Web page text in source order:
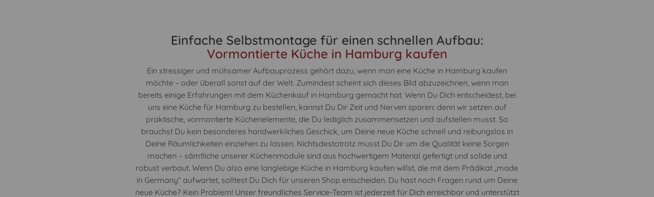
Einfache Selbstmontage für einen schnellen Aufbau:
Vormontierte Küche in Hamburg kaufen
Ein stressiger und mühsamer Aufbauprozess gehört dazu, wenn man eine Küche in Hamburg kaufen
möchte – oder überall sonst auf der Welt. Zumindest scheint sich dieses Bild abzuzeichnen, wenn man
bereits einige Erfahrungen mit dem Küchenkauf in Hamburg gemacht hat. Wenn Du Dich entscheidest, bei
uns eine Küche für Hamburg zu bestellen, kannst Du Dir Zeit und Nerven sparen: denn wir setzen auf
praktische, vormontierte Küchenelemente, die Du lediglich zusammensetzen und aufstellen musst. So
brauchst Du kein besonderes handwerkliches Geschick, um Deine neue Küche schnell und reibungslos in
Deine Räumlichkeiten einziehen zu lassen. Nichtsdestotrotz musst Du Dir um die Qualität keine Sorgen
machen – sämtliche unserer Küchenmodule sind aus hochwertigem Material gefertigt und solide und
robust verbaut. Wenn Du also eine langlebige Küche in Hamburg kaufen willst, die mit dem Prädikat „made
in Germany“ aufwartet, solltest Du Dich für unseren Shop entscheiden. Du hast noch Fragen rund um Deine
neue Küche? Kein Problem! Unser freundliches Service-Team ist jederzeit für Dich erreichbar und unterstützt